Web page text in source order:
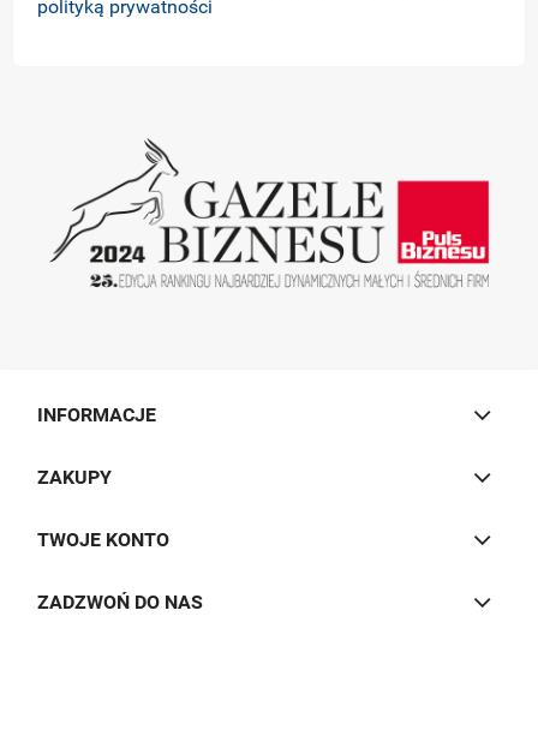
polityką prywatności
INFORMACJE
ZAKUPY
TWOJE KONTO
ZADZWOŃ DO NAS